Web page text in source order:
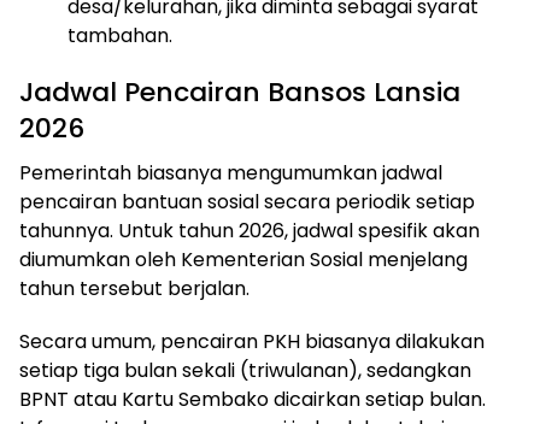
desa/kelurahan, jika diminta sebagai syarat
tambahan.
Jadwal Pencairan Bansos Lansia
2026
Pemerintah biasanya mengumumkan jadwal
pencairan bantuan sosial secara periodik setiap
tahunnya. Untuk tahun 2026, jadwal spesifik akan
diumumkan oleh Kementerian Sosial menjelang
tahun tersebut berjalan.
Secara umum, pencairan PKH biasanya dilakukan
setiap tiga bulan sekali (triwulanan), sedangkan
BPNT atau Kartu Sembako dicairkan setiap bulan.